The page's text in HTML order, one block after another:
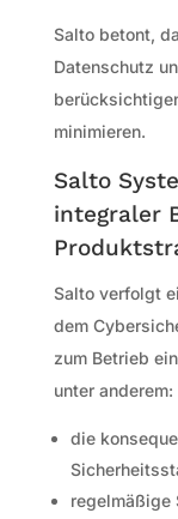
Salto betont,
Datenschutz
minimieren.
Salto
integraler
Salto verfolgt
dem
zum Betrieb
unter anderem:
die
regelmäßige